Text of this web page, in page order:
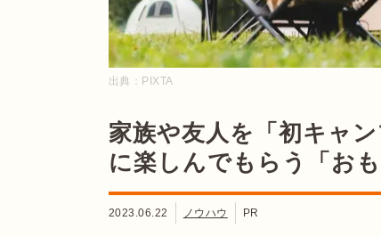
出典： PIXTA
家族や友人を「初キャ
に楽しんでもらう「お
2023.06.22 ノウハウ PR